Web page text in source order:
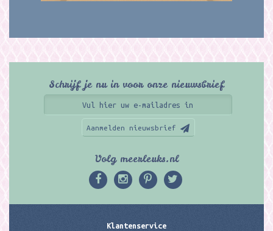
Schrijf je nu in voor onze nieuwsbrief
Aanmelden nieuwsbrief
Volg meerleuks.nl
Klantenservice